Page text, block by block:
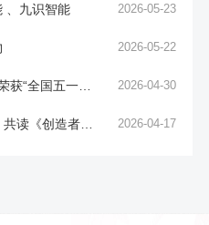
、九识智能 2026-05-23
2026-05-22
“全国五一劳
2026-04-30
读《创造者之
2026-04-17